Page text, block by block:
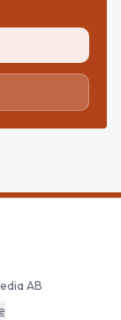
AB